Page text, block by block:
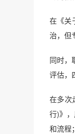
在《关
治，但
同时，
评估，
在多次
行)》
和流程